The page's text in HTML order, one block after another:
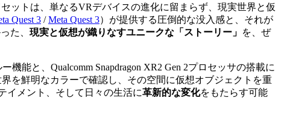
ットは、単なるVRデバイスの進化に留まらず、現実世界と仮
Quest 3 /Meta Quest 3） が提供する圧倒的な没入感と、それが
た、 現実と仮想が織りなすユニークな「ストーリー」 を、ぜ
能と、Qualcomm Snapdragon XR2 Gen 2プロセッサの搭載に
を鮮明なカラーで確認し、その空間に仮想オブジェクトを重
イメント、そして日々の生活に革新的な変化をもたらす可能